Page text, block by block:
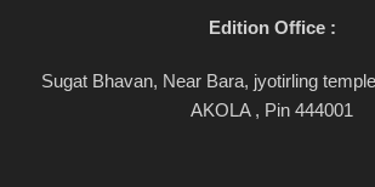
Edition Office :
Sugat Bhavan, Near Bara, jyotirling
AKOLA , Pin 444001